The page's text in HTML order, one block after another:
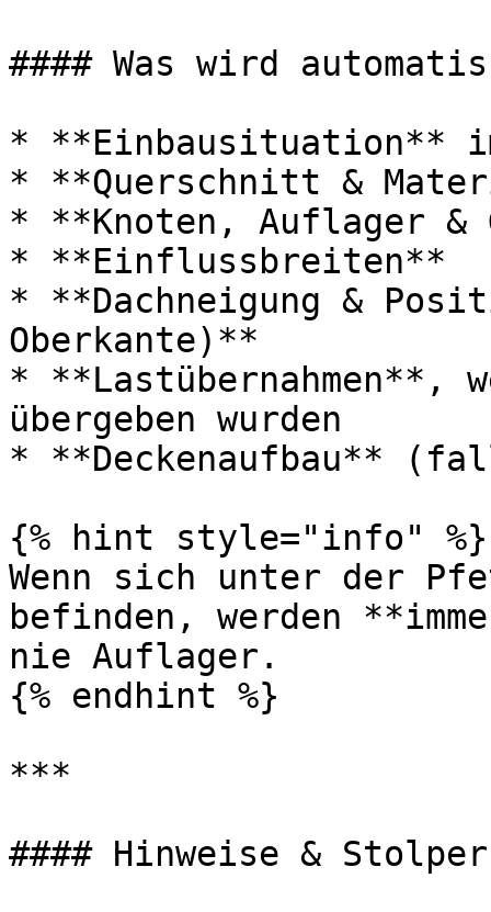
#### Was wird
* **Einbausituation**
* **Querschnitt &
* **Knoten, Auflager &
* **Einflussbreiten**
* **Dachneigung &
Oberkante)**
* **Lastübernahmen**,
übergeben wurden
* **Deckenaufbau**
{% hint style="info" %}
Wenn sich unter der
befinden, werden
nie Auflager.
{% endhint %}
***
#### Hinweise &